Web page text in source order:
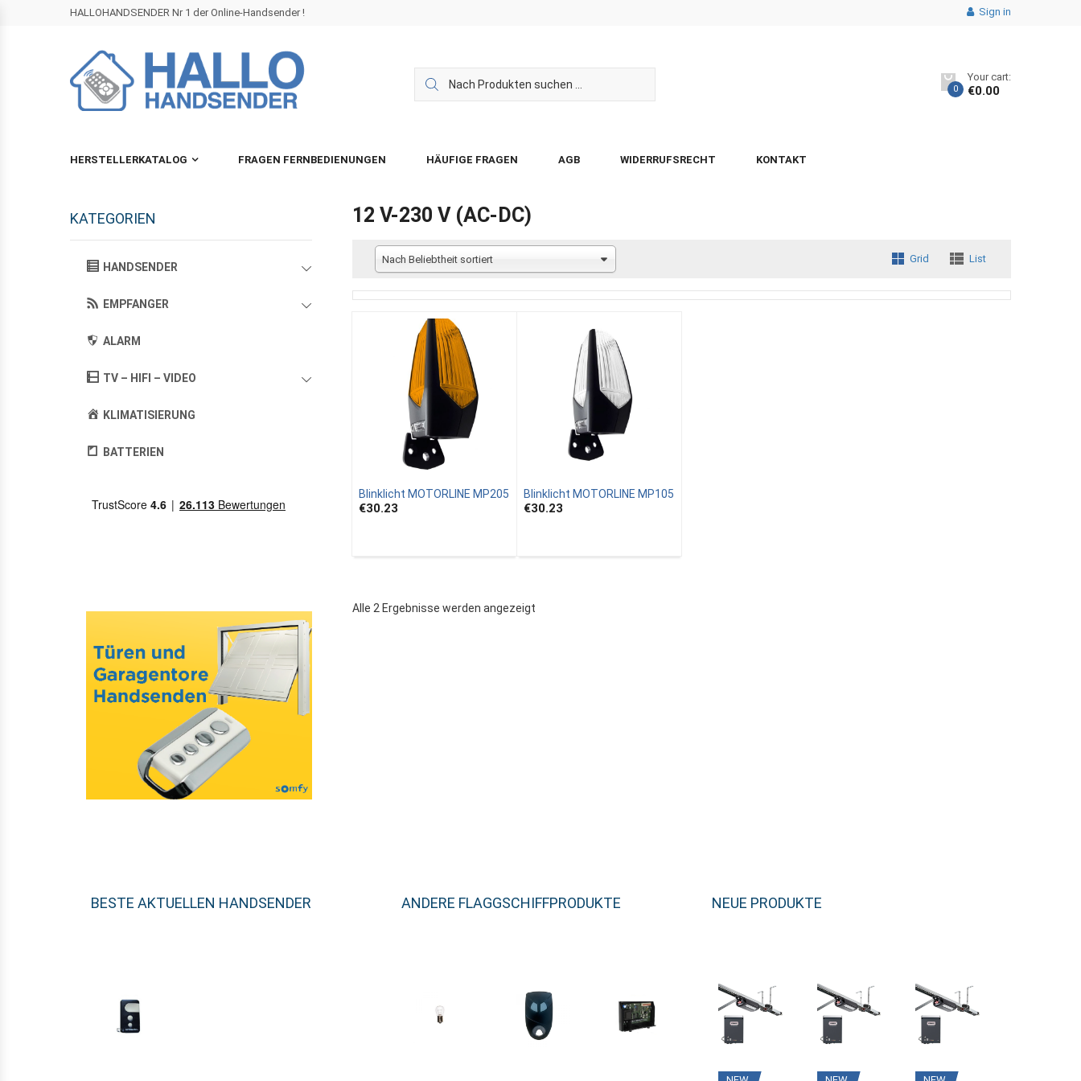
HALLOHANDSENDER Nr 1 der Online-Handsender ! Sign in
0
Your cart:
€0.00
HERSTELLERKATALOG FRAGEN FERNBEDIENUNGEN HÄUFIGE FRAGEN AGB WIDERRUFSRECHT KONTAKT
12 V-230 V (AC-DC)
Nach Beliebtheit sortiert Grid List
Blinklicht MOTORLINE MP205
€30.23
Blinklicht MOTORLINE MP105
€30.23
Alle 2 Ergebnisse werden angezeigt
KATEGORIEN
HANDSENDER
EMPFANGER
ALARM
TV – HIFI – VIDEO
KLIMATISIERUNG
BATTERIEN
BESTE AKTUELLEN HANDSENDER ANDERE FLAGGSCHIFFPRODUKTE NEUE PRODUKTE